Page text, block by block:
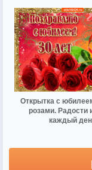
Открытка с
розами. Радости
каждый